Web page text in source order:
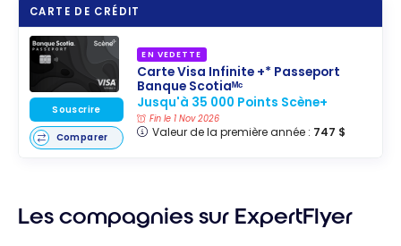
crédit sans frais
de conversion
en devises
étrangères
CARTE DE CRÉDIT
EN VEDETTE
Carte Visa Infinite +* Passeport
Banque Scotiaᴹᶜ
Jusqu'à 35 000 Points Scène+
Fin le 1 Nov 2026
Valeur de la première année : 747 $
Souscrire
Comparer
Les compagnies sur ExpertFlyer